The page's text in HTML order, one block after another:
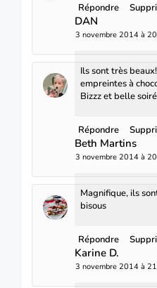
Répondre
DAN
3 novembre 2014 à
Ils sont très
empreintes à
Bizzz et belle
Répondre
Beth Martins
3 novembre 2014 à
Magnifique, ils
bisous
Répondre
Karine D.
3 novembre 2014 à